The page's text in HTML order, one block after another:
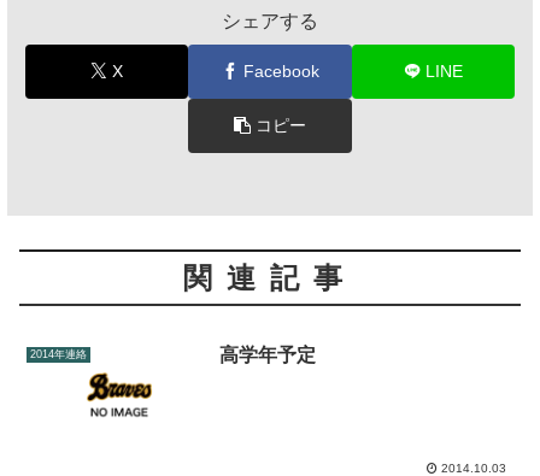
シェアする
X Facebook LINE
コピー
関連記事
2014年連絡 高学年予定
2014.10.03